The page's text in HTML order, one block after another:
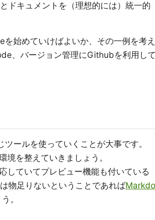
ドキュメントを（理想的には）統一的
始めていけばよいか、その一例を考え
、バージョン管理にGithubを利用し
ールを使っていくことが大事です。
を整えていきましょう。
していてプレビュー機能も付いている
物足りないということであればMarkdo
。